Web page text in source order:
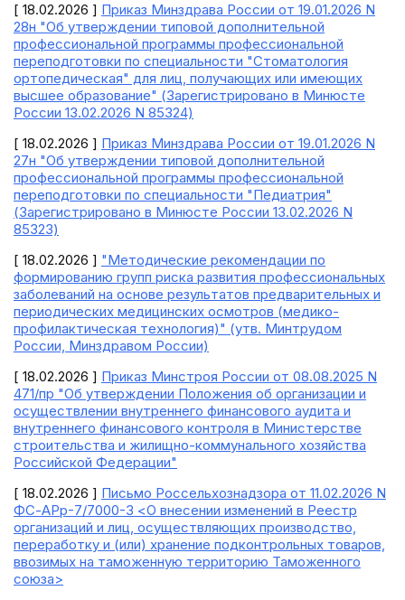
[ 18.02.2026 ] Приказ Минздрава России от 19.01.2026 N
28н "Об утверждении типовой дополнительной
профессиональной программы профессиональной
переподготовки по специальности "Стоматология
ортопедическая" для лиц, получающих или имеющих
высшее образование" (Зарегистрировано в Минюсте
России 13.02.2026 N 85324)
[ 18.02.2026 ] Приказ Минздрава России от 19.01.2026 N
27н "Об утверждении типовой дополнительной
профессиональной программы профессиональной
переподготовки по специальности "Педиатрия"
(Зарегистрировано в Минюсте России 13.02.2026 N
85323)
[ 18.02.2026 ] "Методические рекомендации по
формированию групп риска развития профессиональных
заболеваний на основе результатов предварительных и
периодических медицинских осмотров (медико-
профилактическая технология)" (утв. Минтрудом
России, Минздравом России)
[ 18.02.2026 ] Приказ Минстроя России от 08.08.2025 N
471/пр "Об утверждении Положения об организации и
осуществлении внутреннего финансового аудита и
внутреннего финансового контроля в Министерстве
строительства и жилищно-коммунального хозяйства
Российской Федерации"
[ 18.02.2026 ] Письмо Россельхознадзора от 11.02.2026 N
ФС-АРр-7/7000-3 <О внесении изменений в Реестр
организаций и лиц, осуществляющих производство,
переработку и (или) хранение подконтрольных товаров,
ввозимых на таможенную территорию Таможенного
союза>